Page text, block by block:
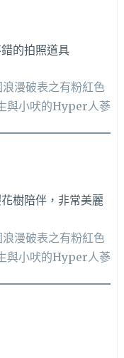
的拍照道具
樹陪伴，非常美麗